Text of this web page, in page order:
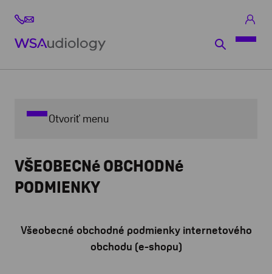
Otvoriť menu
VŠEOBECNé OBCHODNé
PODMIENKY
Všeobecné obchodné podmienky internetového
obchodu (e-shopu)